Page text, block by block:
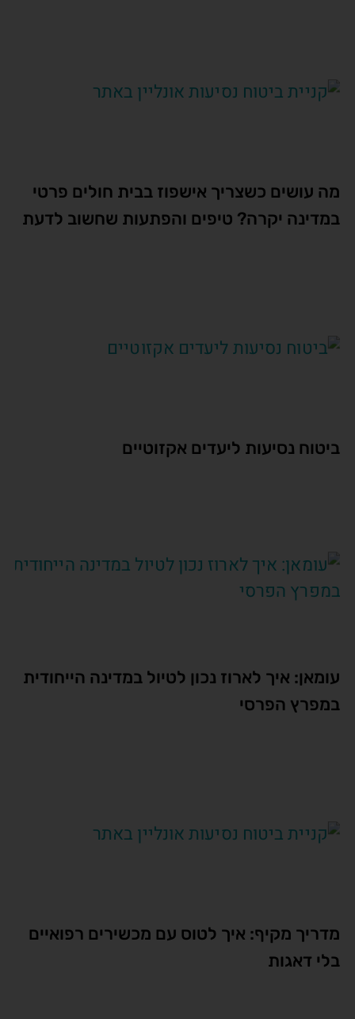
מה עושים כשצריך אישפוז בבית חולים פרטי
במדינה יקרה? טיפים והפתעות שחשוב לדעת
ביטוח נסיעות ליעדים אקזוטיים
עומאן: איך לארוז נכון לטיול במדינה הייחודית
במפרץ הפרסי
מדריך מקיף: איך לטוס עם מכשירים רפואיים
בלי דאגות